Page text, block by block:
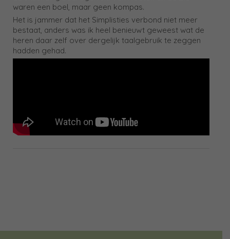
waren een boel, maar geen kompas.
Het is jammer dat het Simplisties verbond niet meer
bestaat, anders was ik heel benieuwt geweest wat de
heren daar zelf over dergelijk taalgebruik te zeggen
hadden gehad.